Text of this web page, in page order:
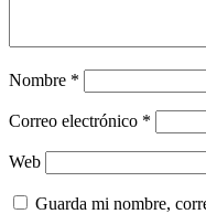
Nombre *
Correo electrónico *
Web
Guarda mi nombre,